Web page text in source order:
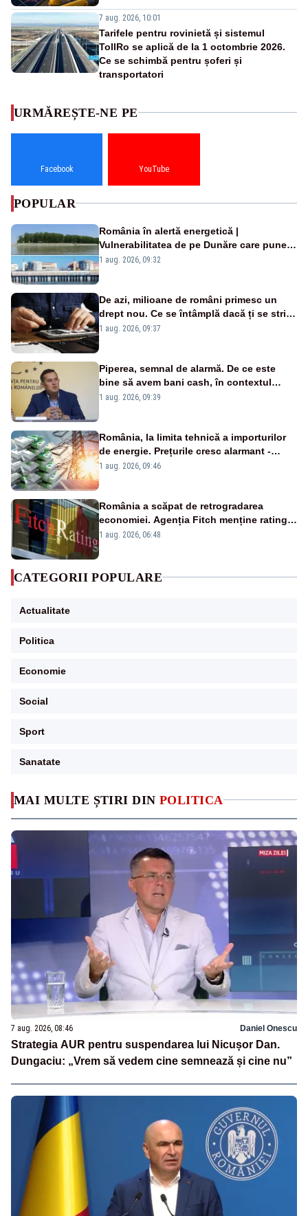
7 aug. 2026, 10:01
Tarifele pentru rovinietă și sistemul
TollRo se aplică de la 1 octombrie 2026.
Ce se schimbă pentru șoferi și
transportatori
MAI MULTE ȘTIRI DIN POLITICA
7 aug. 2026, 08:46 Daniel Onescu
Strategia AUR pentru suspendarea lui Nicușor Dan.
Dungaciu: „Vrem să vedem cine semnează și cine nu”
URMĂREȘTE-NE PE
Facebook YouTube
POPULAR
România în alertă energetică |
Vulnerabilitatea de pe Dunăre care pune
în pericol Centrala Cernavodă era
1 aug. 2026, 09:32
De azi, milioane de români primesc un
drept nou. Ce se întâmplă dacă ți se strică
un produs
1 aug. 2026, 09:37
Piperea, semnal de alarmă. De ce este
bine să avem bani cash, în contextul
alertei energetice?
1 aug. 2026, 09:39
România, la limita tehnică a importurilor
de energie. Prețurile cresc alarmant -
Analiză Realitatea Plus
1 aug. 2026, 09:46
România a scăpat de retrogradarea
economiei. Agenția Fitch menține ratingul
„BBB-” cu perspectivă negativă
1 aug. 2026, 06:48
CATEGORII POPULARE
Actualitate
Politica
Economie
Social
Sport
Sanatate